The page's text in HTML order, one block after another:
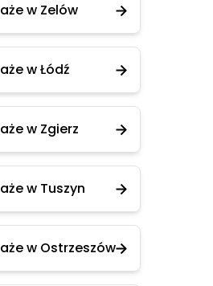
w Zelów
w Łódź
w Zgierz
w Tuszyn
w Ostrzeszów